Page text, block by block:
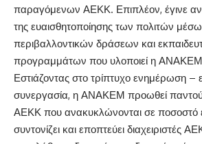
παραγόμενων ΑΕΚΚ. Επιπλέον, έγινε
της ευαισθητοποίησης των πολιτών
περιβαλλοντικών δράσεων και
προγραμμάτων που υλοποιεί η
Εστιάζοντας στο τρίπτυχο ενημέρωση –
συνεργασία, η ΑΝΑΚΕΜ προωθεί
ΑΕΚΚ που ανακυκλώνονται σε ποσοστό
συντονίζει και εποπτεύει διαχειριστές